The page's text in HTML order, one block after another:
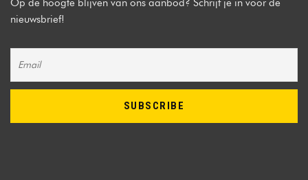
Op de hoogte blijven van ons aanbod? Schrijf je in voor de
nieuwsbrief!